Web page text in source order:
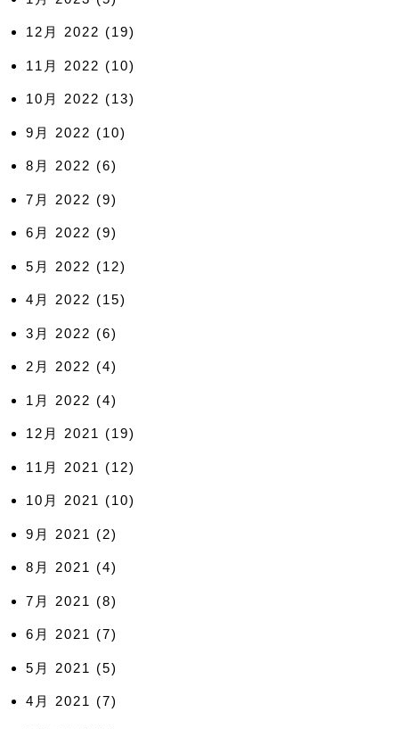
12月 2022 (19)
11月 2022 (10)
10月 2022 (13)
9月 2022 (10)
8月 2022 (6)
7月 2022 (9)
6月 2022 (9)
5月 2022 (12)
4月 2022 (15)
3月 2022 (6)
2月 2022 (4)
1月 2022 (4)
12月 2021 (19)
11月 2021 (12)
10月 2021 (10)
9月 2021 (2)
8月 2021 (4)
7月 2021 (8)
6月 2021 (7)
5月 2021 (5)
4月 2021 (7)